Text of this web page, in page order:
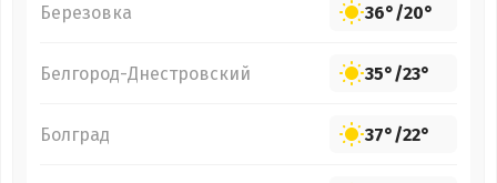
Березовка 36°/20°
Белгород-Днестровский 35°/23°
Болград 37°/22°